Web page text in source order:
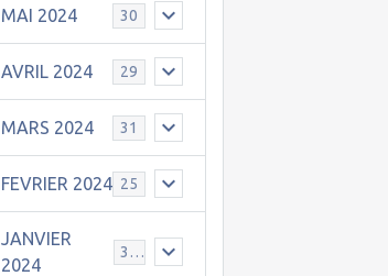
MAI 2024 30
AVRIL 2024 29
MARS 2024 31
FEVRIER 2024 25
JANVIER
2024
30